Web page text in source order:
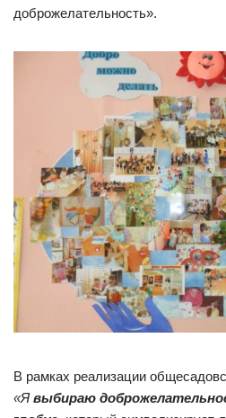
доброжелательность».
В рамках реализации
«Явыбираю